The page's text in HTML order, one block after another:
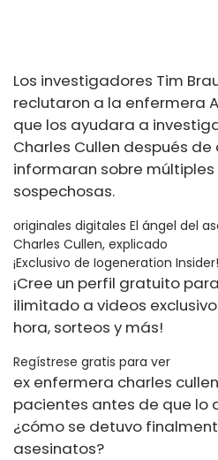
Los investigadores Tim
reclutaron a la enfermera
que los ayudara a
Charles Cullen después
informaran sobre
sospechosas.
originales digitales El ángel del
Charles Cullen, explicado
¡Exclusivo de Iogeneration Insider!
¡Cree un perfil gratuito
ilimitado a videos
hora, sorteos y más!
Regístrese gratis para ver
ex enfermera charles cullen
pacientes antes de que lo
¿cómo se detuvo
asesinatos?